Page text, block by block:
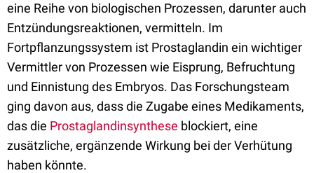
eine Reihe von biologischen Prozessen, darunter auch
Entzündungsreaktionen, vermitteln. Im
Fortpflanzungssystem ist Prostaglandin ein wichtiger
Vermittler von Prozessen wie Eisprung, Befruchtung
und Einnistung des Embryos. Das Forschungsteam
ging davon aus, dass die Zugabe eines Medikaments,
das die Prostaglandinsynthese blockiert, eine
zusätzliche, ergänzende Wirkung bei der Verhütung
haben könnte.